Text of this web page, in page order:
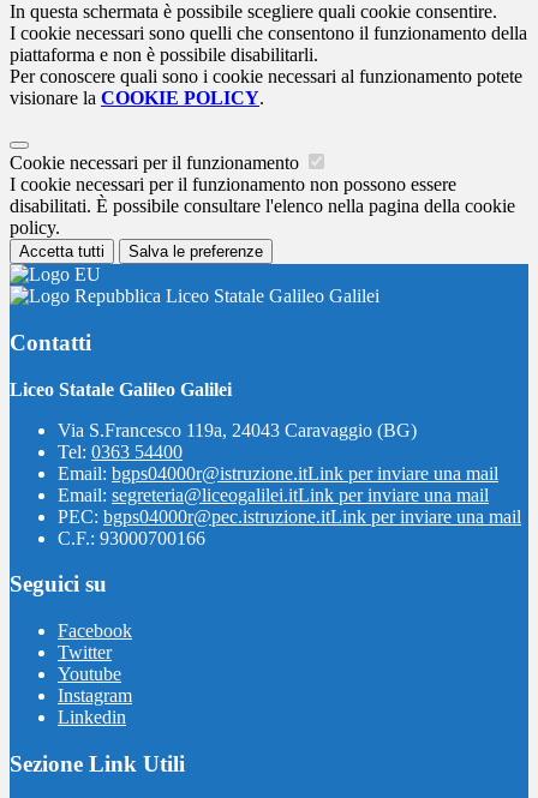
In questa schermata è possibile scegliere quali cookie consentire.
I cookie necessari sono quelli che consentono il funzionamento della
piattaforma e non è possibile disabilitarli.
Per conoscere quali sono i cookie necessari al funzionamento potete
visionare la COOKIE POLICY.
Cookie necessari per il funzionamento
I cookie necessari per il funzionamento non possono essere
disabilitati. È possibile consultare l'elenco nella pagina della cookie
policy.
Accetta tutti Salva le preferenze
Liceo Statale Galileo Galilei
Contatti
Liceo Statale Galileo Galilei
Via S.Francesco 119a, 24043 Caravaggio (BG)
Tel: 0363 54400
Email: bgps04000r@istruzione.itLink per inviare una mail
Email: segreteria@liceogalilei.itLink per inviare una mail
PEC: bgps04000r@pec.istruzione.itLink per inviare una mail
C.F.: 93000700166
Seguici su
Facebook
Twitter
Youtube
Instagram
Linkedin
Sezione Link Utili